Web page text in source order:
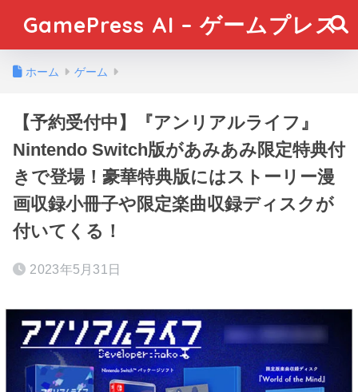
GamePress AI – ゲームプレス
ホーム ゲーム
【予約受付中】『アンリアルライフ』
Nintendo Switch版があみあみ限定特典付
きで登場！豪華特典版にはストーリー漫
画収録小冊子や限定楽曲収録ディスクが
付いてくる！
2023年5月31日